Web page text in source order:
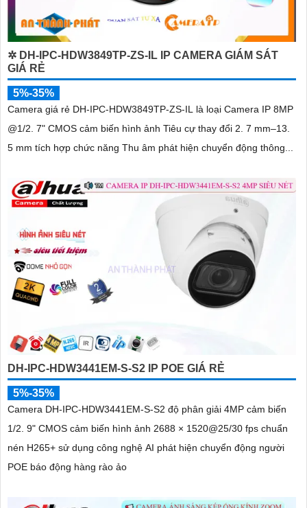
✲ DH-IPC-HDW3849TP-ZS-IL IP CAMERA GIÁM SÁT
GIÁ RẺ
5%-35%
Camera giá rẻ DH-IPC-HDW3849TP-ZS-IL là loại Camera IP 8MP
@1/2. 7" CMOS cảm biến hình ảnh Tiêu cự thay đổi 2. 7 mm–13.
5 mm tích hợp chức năng Thu âm phát hiện chuyển động thông...
DH-IPC-HDW3441EM-S-S2 IP POE GIÁ RẺ
5%-35%
Camera DH-IPC-HDW3441EM-S-S2 độ phân giải 4MP cảm biến
1/2. 9" CMOS cảm biến hình ảnh 2688 × 1520@25/30 fps chuẩn
nén H265+ sử dụng công nghệ AI phát hiện chuyển động người
POE báo động hàng rào ảo